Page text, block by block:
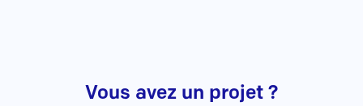
Vous avez un projet ?